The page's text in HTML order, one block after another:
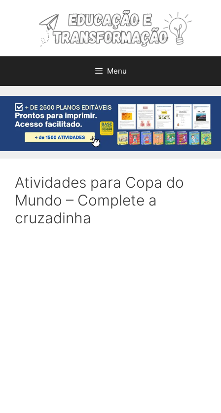
Menu
Atividades para Copa do
Mundo – Complete a
cruzadinha